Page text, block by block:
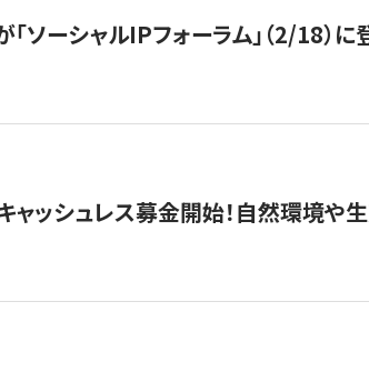
ソーシャルIPフォーラム」（2/18）に
ッシュレス募金開始！自然環境や